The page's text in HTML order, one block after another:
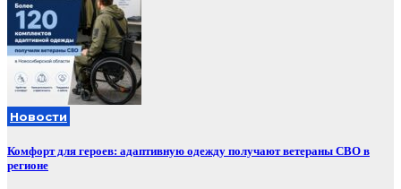
Новости
Комфорт для героев: адаптивную одежду получают ветераны СВО в
регионе